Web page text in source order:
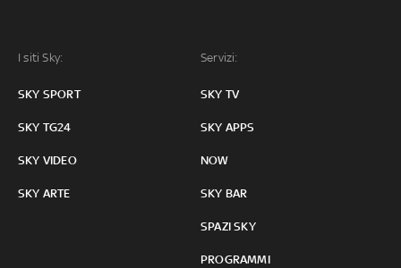
I siti Sky:
SKY SPORT
SKY TG24
SKY VIDEO
SKY ARTE
Servizi:
SKY TV
SKY APPS
NOW
SKY BAR
SPAZI SKY
PROGRAMMI